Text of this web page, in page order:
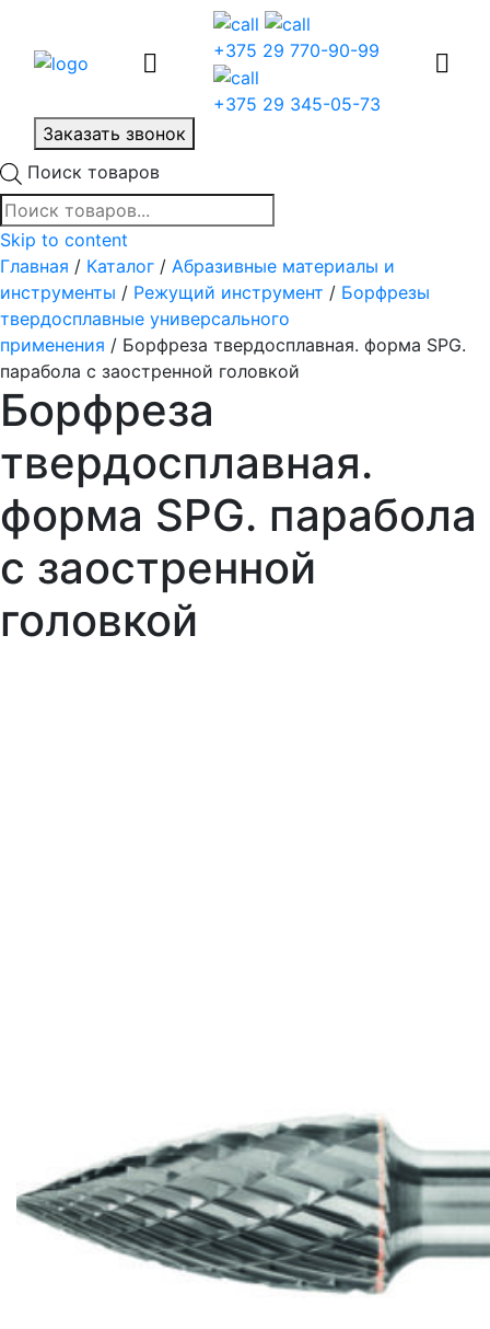
+375 29 770-90-99
+375 29 345-05-73
Заказать звонок
Поиск товаров
Skip to content
Главная / Каталог / Абразивные материалы и
инструменты / Режущий инструмент / Борфрезы
твердосплавные универсального
применения / Борфреза твердосплавная. форма SPG.
парабола с заостренной головкой
Борфреза
твердосплавная.
форма SPG. парабола
с заостренной
головкой